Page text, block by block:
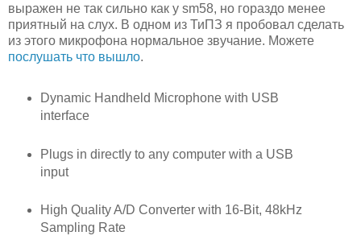
выражен не так сильно как у sm58, но гораздо менее
приятный на слух. В одном из ТиПЗ я пробовал сделать
из этого микрофона нормальное звучание. Можете
послушать что вышло.
Dynamic Handheld Microphone with USB
interface
Plugs in directly to any computer with a USB
input
High Quality A/D Converter with 16-Bit, 48kHz
Sampling Rate